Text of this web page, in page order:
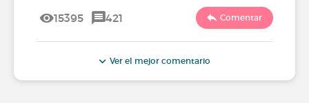
15395 421 Comentar
Ver el mejor comentario